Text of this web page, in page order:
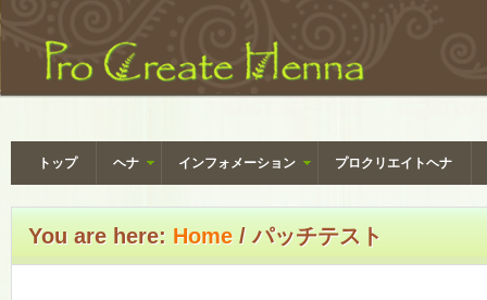
トップ ヘナ インフォメーション プロクリエイトヘナ
You are here: Home /パッチテスト